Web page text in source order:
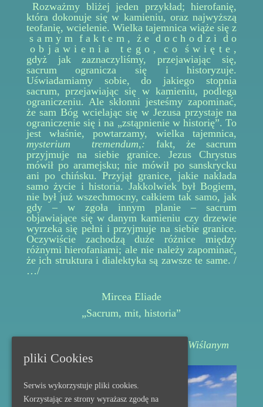
Rozważmy bliżej jeden przykład; hierofanię,
która dokonuje się w kamieniu, oraz najwyższą
teofanię, wcielenie. Wielka tajemnica wiąże się z
s a m y m f a k t e m , ż e d o c h o d z i d o
o b j a w i e n i a t e g o , c o ś w i ę t e ,
gdyż jak zaznaczyliśmy, przejawiając się,
sacrum ogranicza się i historyzuje.
Uświadamiamy sobie, do jakiego stopnia
sacrum, przejawiając się w kamieniu, podlega
ograniczeniu. Ale skłonni jesteśmy zapominać,
że sam Bóg wcielając się w Jezusa przystaje na
ograniczenie się i na „zstąpnienie w historię”. To
jest właśnie, powtarzamy, wielka tajemnica,
mysterium tremendum,: fakt, że sacrum
przyjmuje na siebie granice. Jezus Chrystus
mówił po aramejsku; nie mówił po sanskrycku
ani po chińsku. Przyjął granice, jakie nakłada
samo życie i historia. Jakkolwiek był Bogiem,
nie był już wszechmocny, całkiem tak samo, jak
gdy – w zgoła innym planie – sacrum
objawiające się w danym kamieniu czy drzewie
wyrzeka się pełni i przyjmuje na siebie granice.
Oczywiście zachodzą duże różnice między
różnymi hierofaniami; ale nie należy zapominać,
że ich struktura i dialektyka są zawsze te same. /
…/
Mircea Eliade
„Sacrum, mit, historia”
Święty Kamień Prusów nad Zalewem Wiślanym
pliki Cookies
Serwis wykorzystuje pliki cookies.
Korzystając ze strony wyrażasz zgodę na